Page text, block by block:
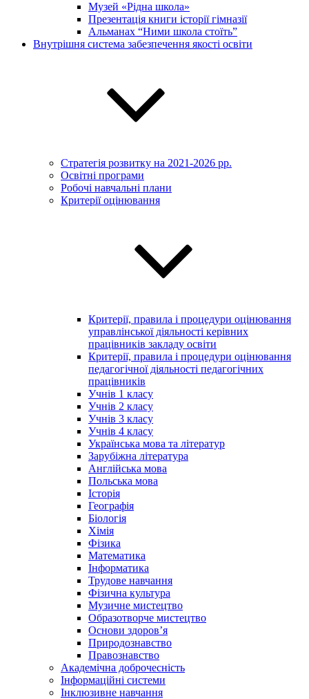
Музей «Рідна школа»
Презентація книги історії гімназії
Альманах “Ними школа стоїть”
Внутрішня система забезпечення якості освіти
Стратегія розвитку на 2021-2026 рр.
Освітні програми
Робочі навчальні плани
Критерії оцінювання
Критерії, правила і процедури оцінювання
управлінської діяльності керівних
працівників закладу освіти
Критерії, правила і процедури оцінювання
педагогічної діяльності педагогічних
працівників
Учнів 1 класу
Учнів 2 класу
Учнів 3 класу
Учнів 4 класу
Українська мова та літератур
Зарубіжна література
Англійська мова
Польська мова
Історія
Географія
Біологія
Хімія
Фізика
Математика
Інформатика
Трудове навчання
Фізична культура
Музичне мистецтво
Образотворче мистецтво
Основи здоров’я
Природознавство
Правознавство
Академічна доброчесність
Інформаційні системи
Інклюзивне навчання